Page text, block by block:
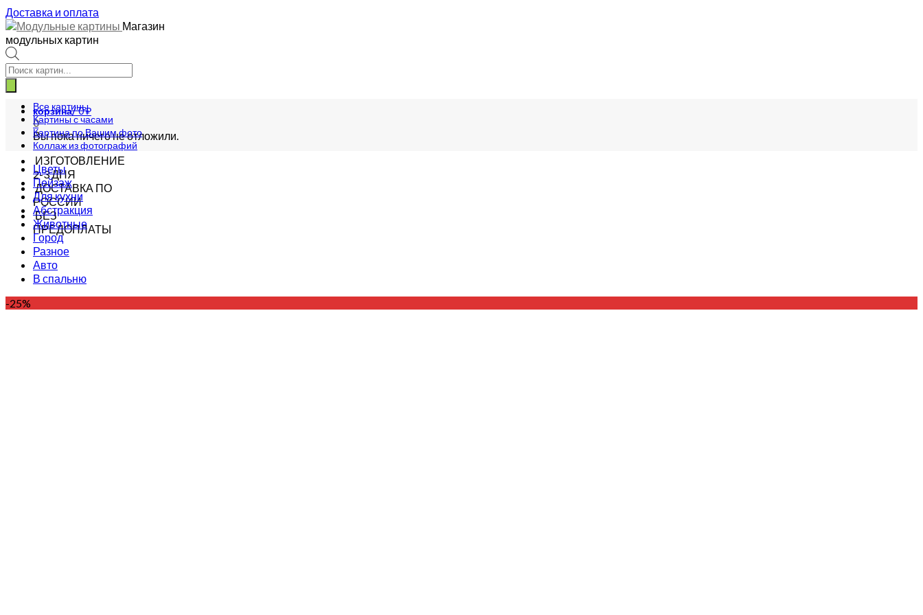
Доставка и оплата
Магазин
модульных картин
Поиск
товаров
корзина/0₽
0
Вы пока ничего не отложили.
ИЗГОТОВЛЕНИЕ
2-3 ДНЯ
ДОСТАВКА ПО
РОССИИ
БЕЗ
ПРЕДОПЛАТЫ
Все картины
Картины с часами
Картина по Вашим фото
Коллаж из фотографий
Цветы
Пейзаж
Для кухни
Абстракция
Животные
Город
Разное
Авто
В спальню
-25%